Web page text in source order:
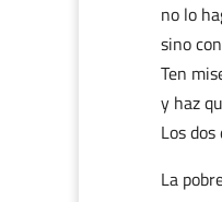
no lo
sino
Ten
y haz
Los
La